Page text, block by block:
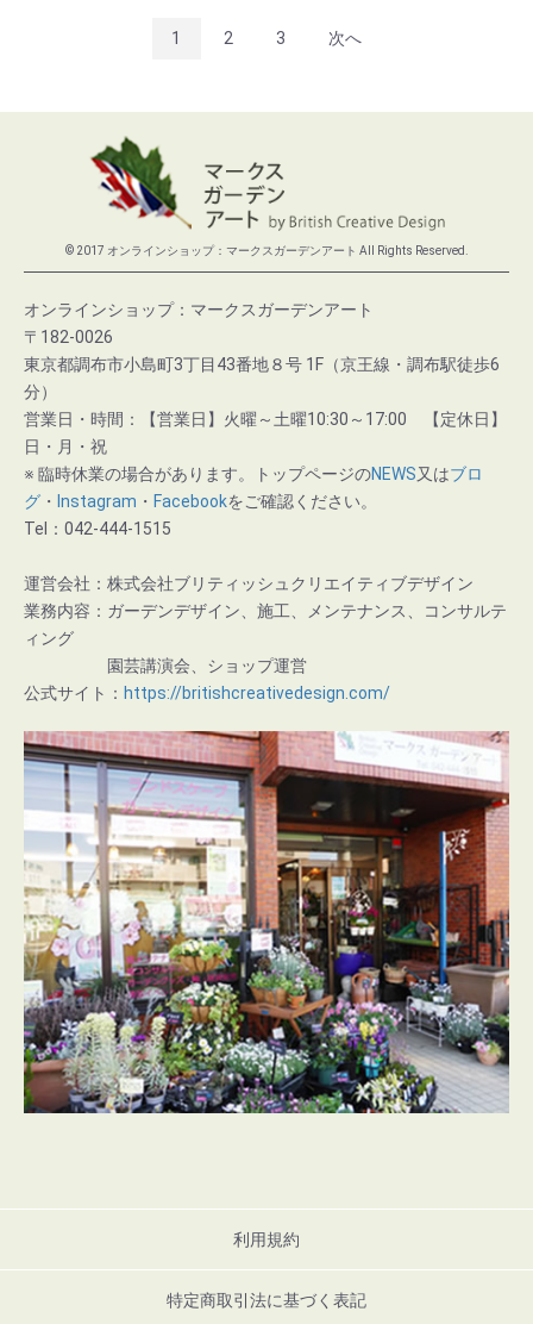
1 2 3 次へ
© 2017 オンラインショップ：マークスガーデンアート All Rights Reserved.
オンラインショップ：マークスガーデンアート
〒182-0026
東京都調布市小島町3丁目43番地８号 1F（京王線・調布駅徒歩6
分）
営業日・時間：【営業日】火曜～土曜10:30～17:00 【定休日】
日・月・祝
※ 臨時休業の場合があります。トップページのNEWS又はブロ
グ ・ Instagram ・ Facebookをご確認ください。
Tel：042-444-1515
運営会社：株式会社ブリティッシュクリエイティブデザイン
業務内容：ガーデンデザイン、施工、メンテナンス、コンサルテ
ィング
園芸講演会、ショップ運営
公式サイト： https://britishcreativedesign.com/
利用規約
特定商取引法に基づく表記